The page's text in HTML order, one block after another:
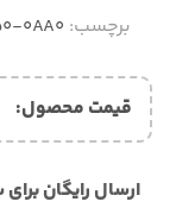
برچسب: 0AA0
قیمت محصول:​
ارسال رایگان برای